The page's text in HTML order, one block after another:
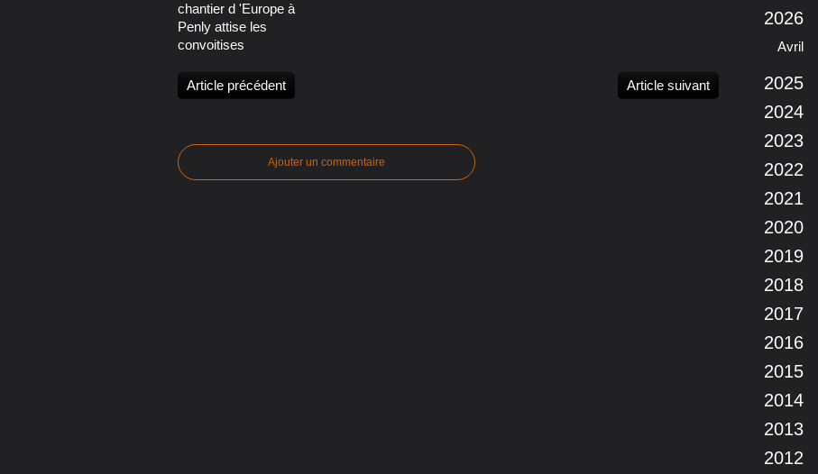
chantier d 'Europe à
Penly attise les
convoitises
Article précédent Article suivant
Ajouter un commentaire
2026
Avril
2025
2024
2023
2022
2021
2020
2019
2018
2017
2016
2015
2014
2013
2012